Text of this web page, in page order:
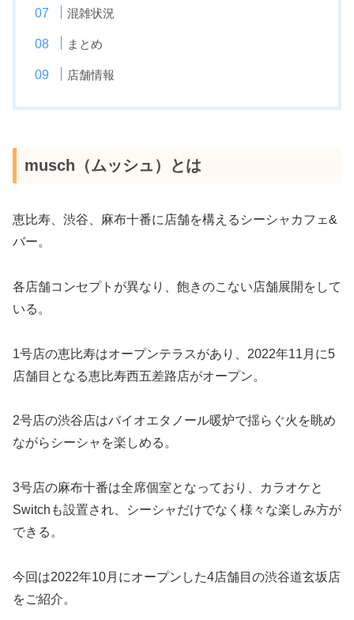
混雑状況
まとめ
店舗情報
musch（ムッシュ）とは
恵比寿、渋谷、麻布十番に店舗を構えるシーシャカフェ&
バー。
各店舗コンセプトが異なり、飽きのこない店舗展開をして
いる。
1号店の恵比寿はオープンテラスがあり、2022年11月に5
店舗目となる恵比寿西五差路店がオープン。
2号店の渋谷店はバイオエタノール暖炉で揺らぐ火を眺め
ながらシーシャを楽しめる。
3号店の麻布十番は全席個室となっており、カラオケと
Switchも設置され、シーシャだけでなく様々な楽しみ方が
できる。
今回は2022年10月にオープンした4店舗目の渋谷道玄坂店
をご紹介。